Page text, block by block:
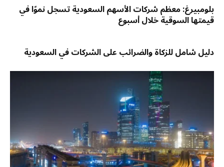
بلومبيرغ: معظم شركات الأسهم السعودية تسجل نموًا في
قيمتها السوقية خلال أسبوع
دليل شامل للزكاة والضرائب على الشركات في السعودية